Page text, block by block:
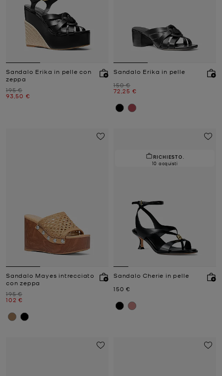
Sandalo Erika in pelle con
zeppa
Prezzo iniziale
195 €
Prezzo attuale
93,50 €
Sandalo Erika in pelle
Prezzo iniziale
150 €
Prezzo attuale
72,25 €
Sandalo Mayes intrecciato
con zeppa
Prezzo iniziale
195 €
Prezzo attuale
102 €
RICHIESTO.
10 acquisti
Sandalo Cherie in pelle
Prezzo attuale
150 €